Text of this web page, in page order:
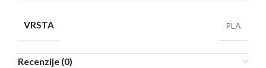
VRSTA PLA
Recenzije (0)